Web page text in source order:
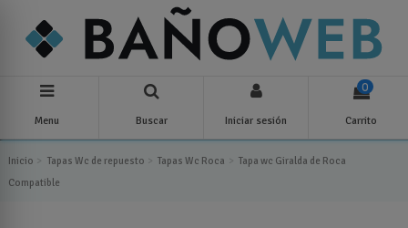
Menu Buscar Iniciar sesión
0
Carrito
Inicio Tapas Wc de repuesto Tapas Wc Roca
Tapa wc Giralda de Roca
Compatible